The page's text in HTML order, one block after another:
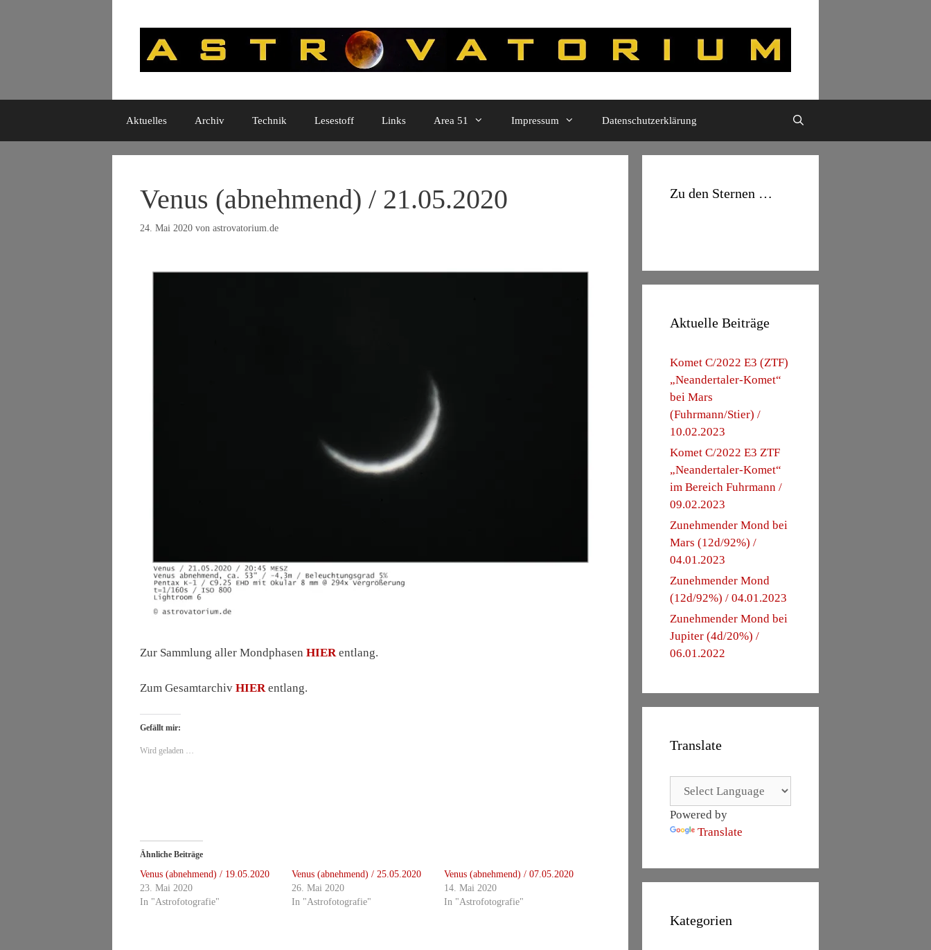
Aktuelles Archiv Technik Lesestoff Links Area 51 Impressum Datenschutzerklärung
Venus (abnehmend) / 21.05.2020
24. Mai 2020 von astrovatorium.de
Zur Sammlung aller Mondphasen HIERentlang.
Zum Gesamtarchiv HIER entlang.
Gefällt mir:
Wird geladen …
Ähnliche Beiträge
Venus (abnehmend) / 19.05.2020
23. Mai 2020
In "Astrofotografie"
Venus (abnehmend) / 25.05.2020
26. Mai 2020
In "Astrofotografie"
Venus (abnehmend) / 07.05.2020
14. Mai 2020
In "Astrofotografie"
Zu den Sternen …
Aktuelle Beiträge
Komet C/2022 E3 (ZTF)
„Neandertaler-Komet“
bei Mars
(Fuhrmann/Stier) /
10.02.2023
Komet C/2022 E3 ZTF
„Neandertaler-Komet“
im Bereich Fuhrmann /
09.02.2023
Zunehmender Mond bei
Mars (12d/92%) /
04.01.2023
Zunehmender Mond
(12d/92%) / 04.01.2023
Zunehmender Mond bei
Jupiter (4d/20%) /
06.01.2022
Translate
Powered by
Translate
Kategorien